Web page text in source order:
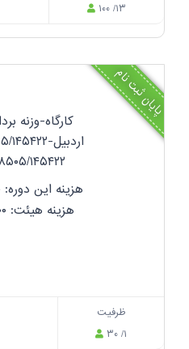
۱۰۰ /۱۳
پایان ثبت نام
کارگاه-وزنه
اردبیل-
هزینه این دوره: ۵,۹۵۰,۰۰۰
هزینه هیئت: ۱۱,۰۵۰,۰۰۰
ظرفیت
۳۰ /۱